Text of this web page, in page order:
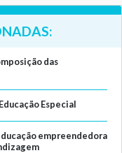
das
Especial
empreendedora